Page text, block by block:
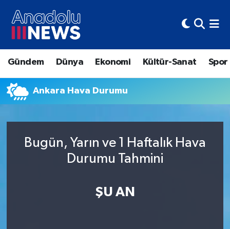
Gündem Dünya Ekonomi Kültür-Sanat Spor
Ankara Hava Durumu
Bugün, Yarın ve 1 Haftalık Hava
Durumu Tahmini
ŞU AN
Hava Durumu
Trafik Durumu
Süper Lig Puan Durumu ve Fikstür
Son Dakika Haberleri